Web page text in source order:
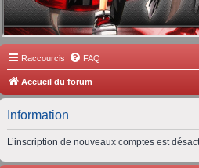
Raccourcis FAQ
Accueil du forum
Information
L’inscription de nouveaux comptes est